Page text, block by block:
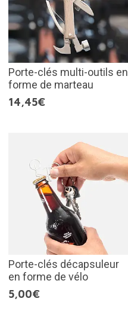
Porte-clés multi-outils en
forme de marteau
14,45€
Porte-clés décapsuleur
en forme de vélo
5,00€